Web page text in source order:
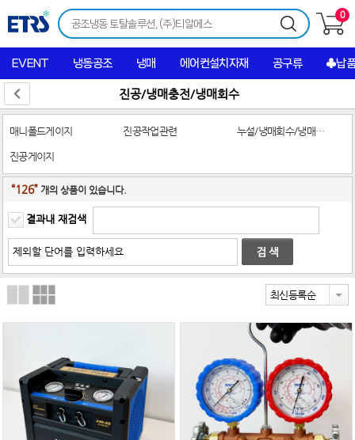
0
EVENT 냉동공조 냉매 에어컨설치자재 공구류 ♣납
진공/냉매충전/냉매회수
매니폴드게이지 진공작업관련 누설/냉매회수/냉매충전
진공게이지
“126” 개의 상품이 있습니다.
결과내 재검색
최신등록순